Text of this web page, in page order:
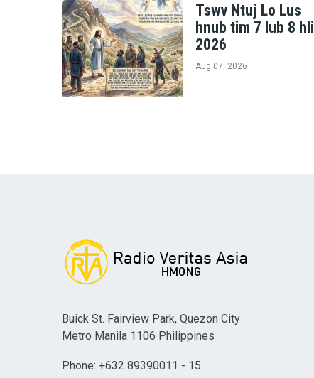
Tswv Ntuj Lo Lus
hnub tim 7 lub 8 hli
2026
Aug 07, 2026
Buick St. Fairview Park, Quezon City
Metro Manila 1106 Philippines
Phone: +632 89390011 - 15